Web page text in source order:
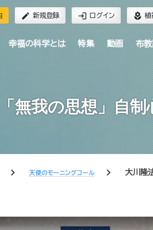
edit 新規登録 login ログイン local_florist 植
幸福の科学とは 特集 動画 布
無我の思想」自
chevron_right 天使のモーニングコール chevron_right
大川隆